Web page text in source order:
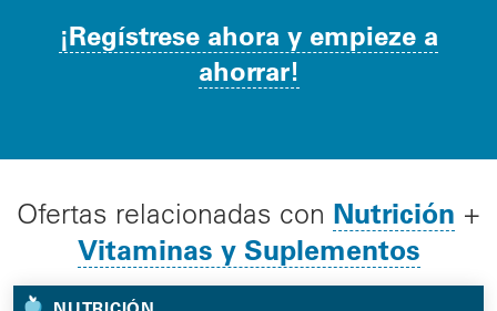
¡Regístrese ahora y empieze a
ahorrar!
Ofertas relacionadas con Nutrición +
Vitaminas y Suplementos